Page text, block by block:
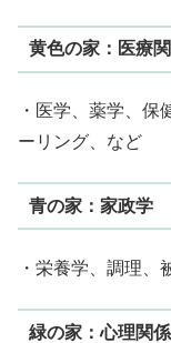
黄色の家：医療
・医学、薬学、保
ーリング、など
青の家：家政学
・栄養学、調理、
緑の家：心理関係